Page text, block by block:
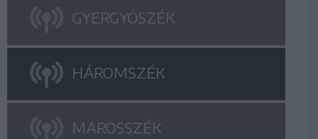
GYERGYÓSZÉK
HÁROMSZÉK
MAROSSZÉK